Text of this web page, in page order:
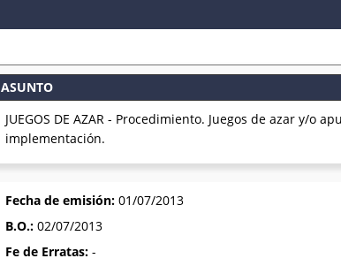
ASUNTO
JUEGOS DE AZAR - Procedimiento. Juegos de azar y/o
implementación.
Fecha de emisión: 01/07/2013
B.O.: 02/07/2013
Fe de Erratas: -